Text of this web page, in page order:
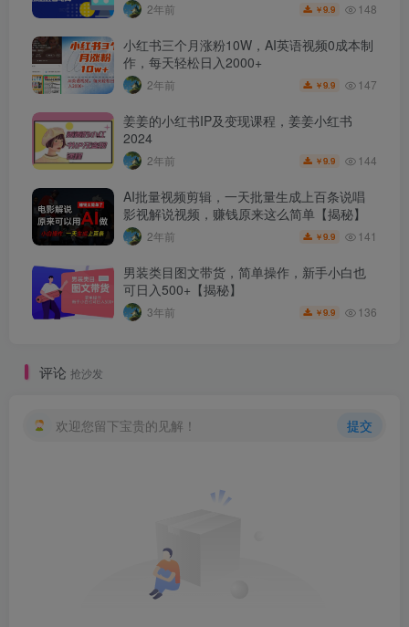
2年前 ￥9.9 148
小红书三个月涨粉10W，AI英语视频0成本制
作，每天轻松日入2000+
2年前 ￥9.9 147
姜姜的小红书IP及变现课程，姜姜小红书
2024
2年前 ￥9.9 144
AI批量视频剪辑，一天批量生成上百条说唱
影视解说视频，赚钱原来这么简单【揭秘】
2年前 ￥9.9 141
男装类目图文带货，简单操作，新手小白也
可日入500+【揭秘】
3年前 ￥9.9 136
评论 抢沙发
欢迎您留下宝贵的见解！ 提交